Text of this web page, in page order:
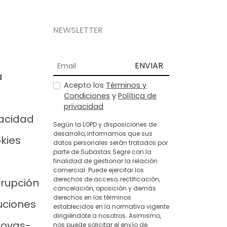
NEWSLETTER
ENVIAR
Acepto los Términos y
Condiciones yPolítica de
privacidad
Según la LOPD y disposiciones de
desarrollo, informamos que sus
datos personales serán tratados por
parte de Subastas Segre con la
finalidad de gestionar la relación
comercial. Puede ejercitar los
derechos de acceso, rectificación,
cancelación, oposición y demás
derechos en los términos
establecidos en la normativa vigente
dirigiéndote a nosotros. Asimismo,
nos puede solicitar el envío de